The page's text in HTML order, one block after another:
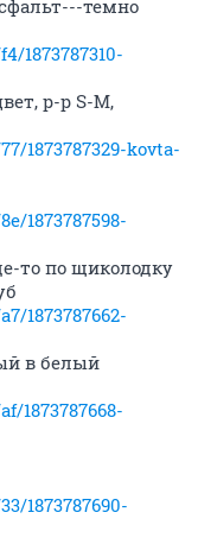
темно
1873787310-
р-р S-M,
1873787329-kovta-
1873787598-
то по щиколодку
1873787662-
в белый
1873787668-
1873787690-